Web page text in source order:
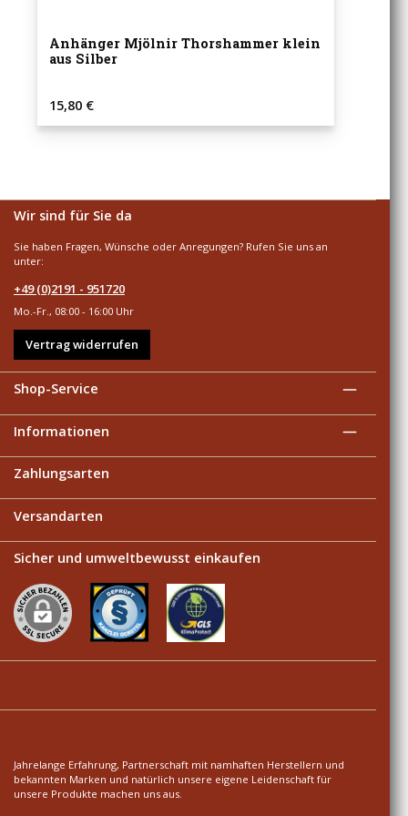
Anhänger Mjölnir Thorshammer klein
aus Silber
Regulärer Preis:
15,80 €
Wir sind für Sie da
Sie haben Fragen, Wünsche oder Anregungen? Rufen Sie uns an
unter:
+49 (0)2191 - 951720
Mo.-Fr., 08:00 - 16:00 Uhr
Vertrag widerrufen
Shop-Service
Informationen
Zahlungsarten
Versandarten
Sicher und umweltbewusst einkaufen
Jahrelange Erfahrung, Partnerschaft mit namhaften Herstellern und
bekannten Marken und natürlich unsere eigene Leidenschaft für
unsere Produkte machen uns aus.